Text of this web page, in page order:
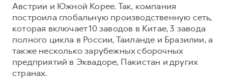
Австрии и Южной Корее. Так, компания
построила глобальную производственную сеть,
которая включает 10 заводов в Китае, 3 завода
полного цикла в России, Таиланде и Бразилии, а
также несколько зарубежных сборочных
предприятий в Эквадоре, Пакистан и других
странах.